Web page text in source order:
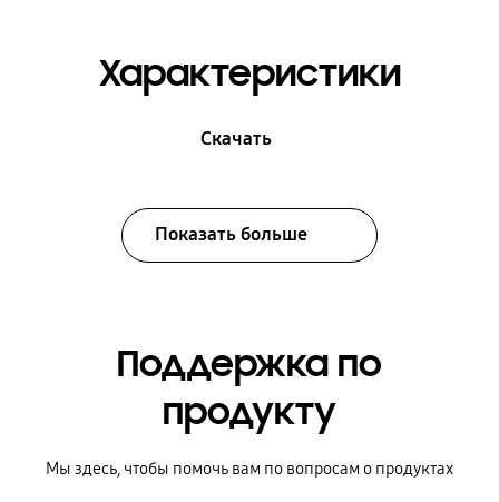
Характеристики
Скачать
Показать больше
Поддержка по
продукту
Мы здесь, чтобы помочь вам по вопросам о продуктах